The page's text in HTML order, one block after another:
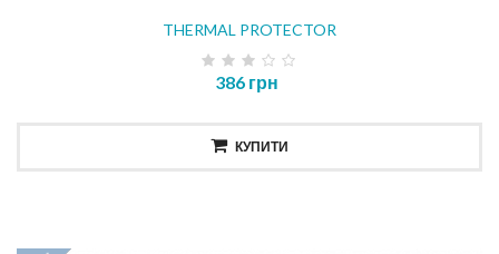
THERMAL PROTECTOR
386 грн
КУПИТИ